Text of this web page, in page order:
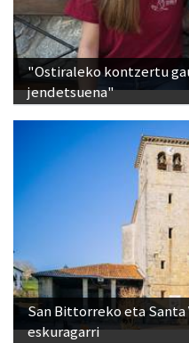
"Ostiraleko kontzertu
jendetsuena"
San Bittorreko eta
eskuragarri